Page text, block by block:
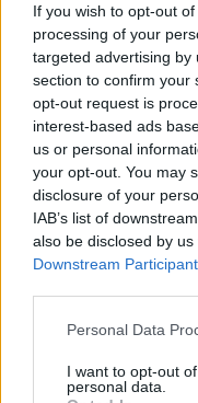
If you wish to opt-out
processing of your
targeted advertising by
section to confirm your
opt-out request is
interest-based ads
us or personal
your opt-out. You may
disclosure of your
IAB’s list of
also be disclosed by
Downstream
Personal Data
I want to opt-out
personal data.
Immagine di copertina
CONDIVIDI QUESTO
E-mail
X
WhatsApp